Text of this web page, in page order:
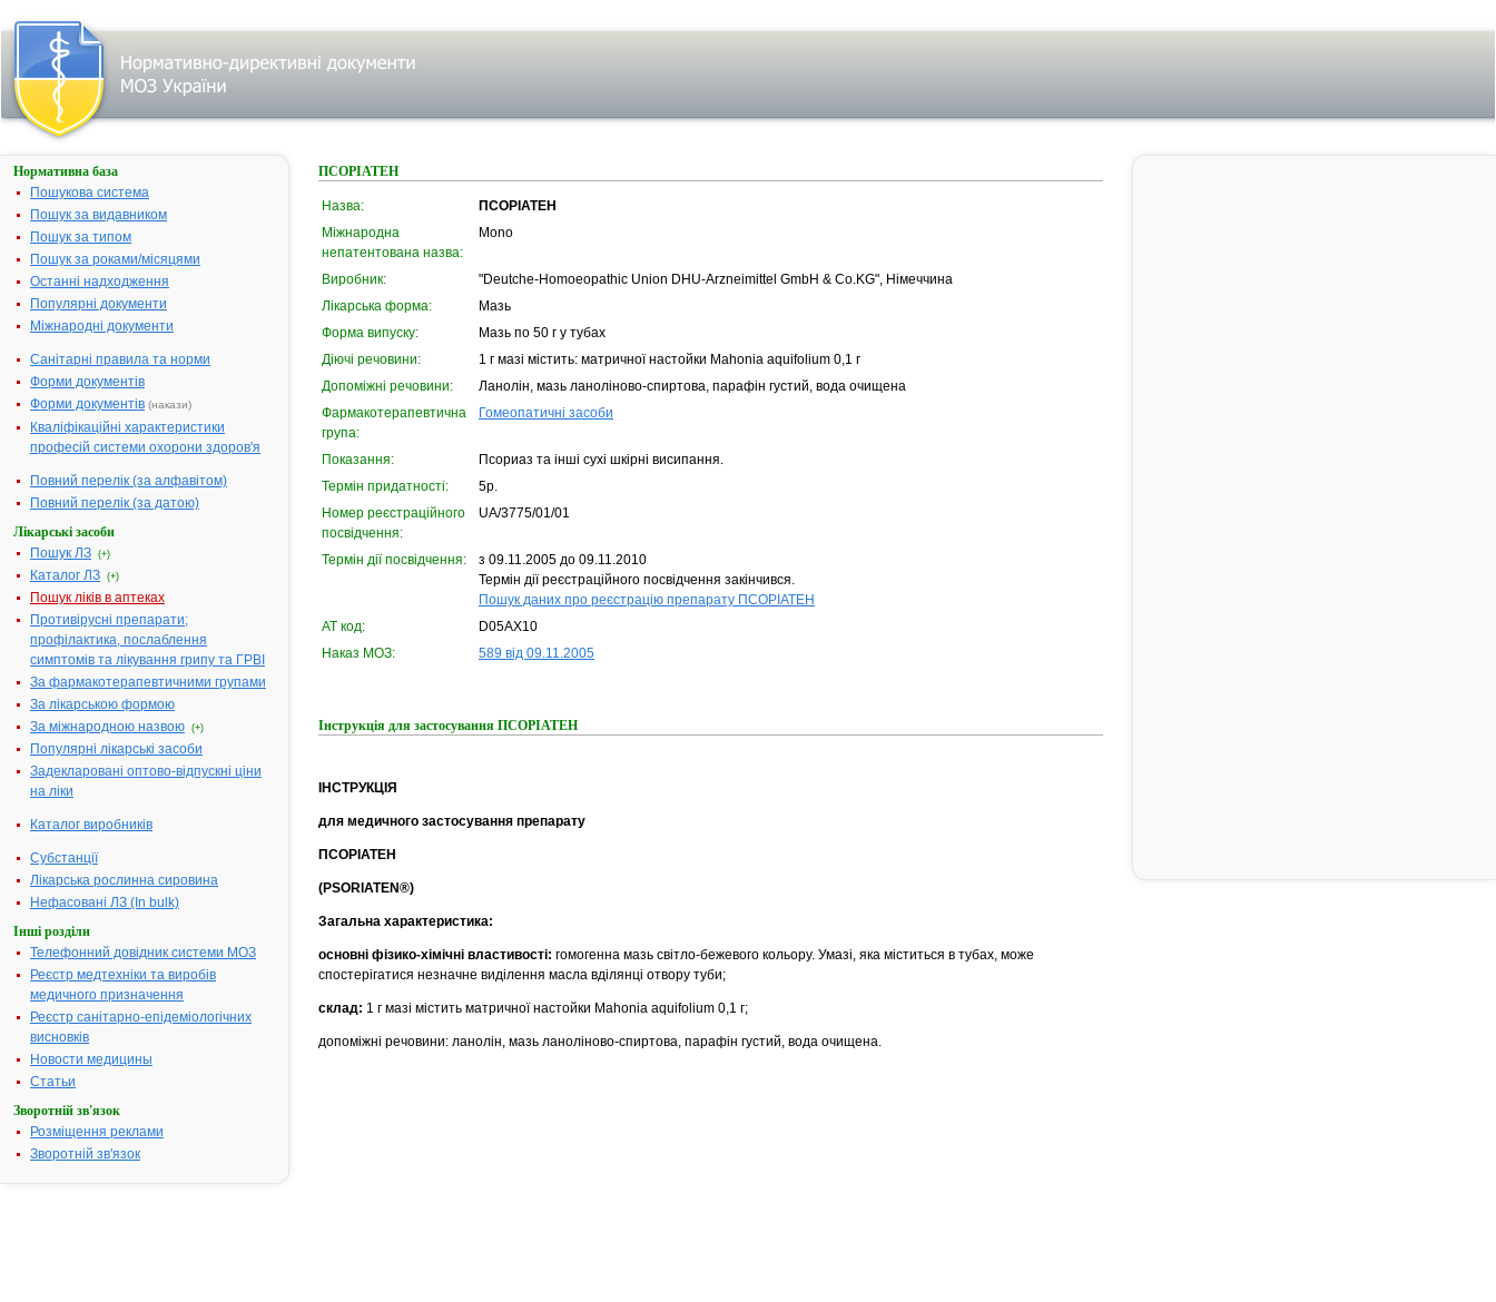
Нормативна база
Пошукова система
Пошук за видавником
Пошук за типом
Пошук за роками/місяцями
Останні надходження
Популярні документи
Міжнародні документи
Санітарні правила та норми
Форми документів
Форми документів (накази)
Кваліфікаційні характеристики
професій системи охорони здоров'я
Повний перелік (за алфавітом)
Повний перелік (за датою)
Лікарські засоби
Пошук ЛЗ (+)
Каталог ЛЗ (+)
Пошук ліків в аптеках
Противірусні препарати;
профілактика, послаблення
симптомів та лікування грипу та ГРВІ
За фармакотерапевтичними групами
За лікарською формою
За міжнародною назвою (+)
Популярні лікарські засоби
Задекларовані оптово-відпускні ціни
на ліки
Каталог виробників
Субстанції
Лікарська рослинна сировина
Нефасовані ЛЗ (In bulk)
Інші розділи
Телефонний довідник системи МОЗ
Реєстр медтехніки та виробів
медичного призначення
Реєстр санітарно-епідеміологічних
висновків
Новости медицины
Статьи
Зворотній зв'язок
Розміщення реклами
Зворотній зв'язок
ПСОРІАТЕН
Назва:
ПСОРІАТЕН
Міжнародна
непатентована назва:
Mono
Виробник:
"Deutche-Homoeopathic Union DHU-Arzneimittel GmbH & Co.KG", Німеччина
Лікарська форма:
Мазь
Форма випуску:
Мазь по 50 г у тубах
Діючі речовини:
1 г мазі містить: матричної настойки Mahonia aquifolium 0,1 г
Допоміжні речовини:
Ланолін, мазь ланоліново-спиртова, парафін густий, вода очищена
Фармакотерапевтична
група:
Гомеопатичні засоби
Показання:
Псориаз та інші сухі шкірні висипання.
Термін придатності:
5р.
Номер реєстраційного
посвідчення:
UA/3775/01/01
Термін дії посвідчення:
з 09.11.2005 до 09.11.2010
Термін дії реєстраційного посвідчення закінчився.
Пошук даних про реєстрацію препарату ПСОРІАТЕН
АТ код:
D05AX10
Наказ МОЗ:
589 від 09.11.2005
Інструкція для застосування ПСОРІАТЕН
ІНСТРУКЦІЯ
для медичного застосування препарату
ПСОРІАТЕН
(PSORIATEN®)
Загальна характеристика:
основні фізико-хімічні властивості: гомогенна мазь світло-бежевого кольору. Умазі, яка міститься в тубах, може
спостерігатися незначне виділення масла вділянці отвору туби;
склад: 1 г мазі містить матричної настойки Mahonia aquifolium 0,1 г;
допоміжні речовини: ланолін, мазь ланоліново-спиртова, парафін густий, вода очищена.